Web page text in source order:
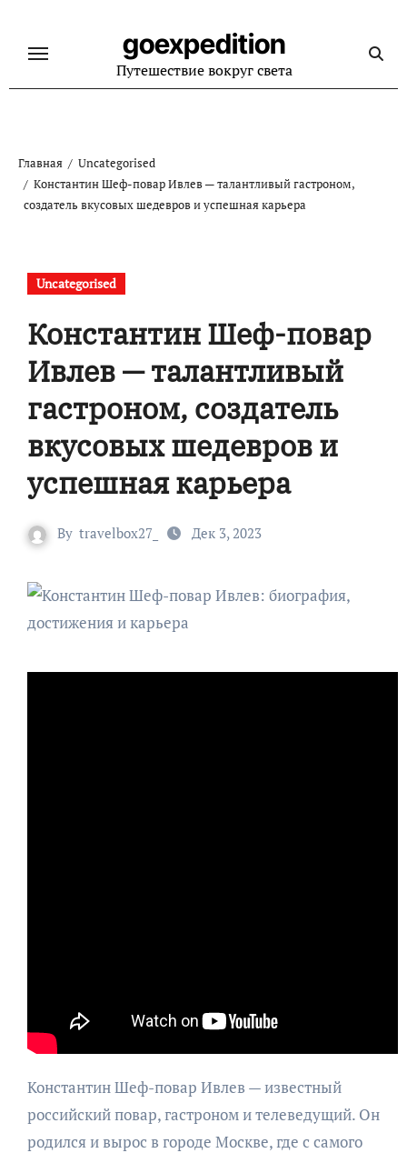
содержанию
goexpedition
Путешествие вокруг света
Главная
Uncategorised
Константин Шеф-повар Ивлев — талантливый гастроном,
создатель вкусовых шедевров и успешная карьера
Uncategorised
Константин Шеф-повар
Ивлев — талантливый
гастроном, создатель
вкусовых шедевров и
успешная карьера
By travelbox27_ Дек 3, 2023
Константин Шеф-повар Ивлев — известный
российский повар, гастроном и телеведущий. Он
родился и вырос в городе Москве, где с самого